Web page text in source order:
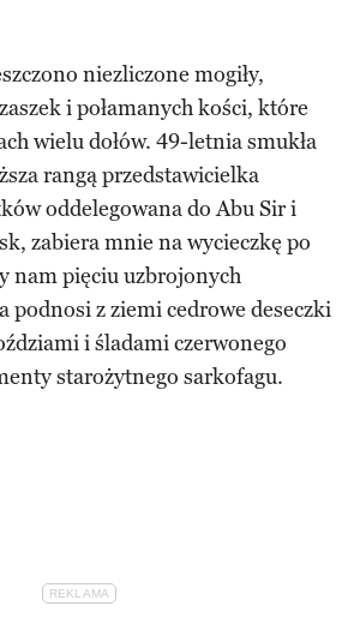
niezliczone mogiły,
i połamanych kości, które
wielu dołów. 49-letnia smukła
rangą przedstawicielka
oddelegowana do Abu Sir i
zabiera mnie na wycieczkę po
nam pięciu uzbrojonych
podnosi z ziemi cedrowe deseczki
i śladami czerwonego
starożytnego sarkofagu.